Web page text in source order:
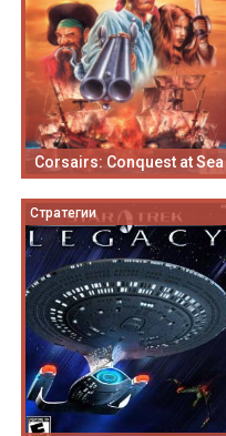
Corsairs: Conquest at Sea
Стратегии